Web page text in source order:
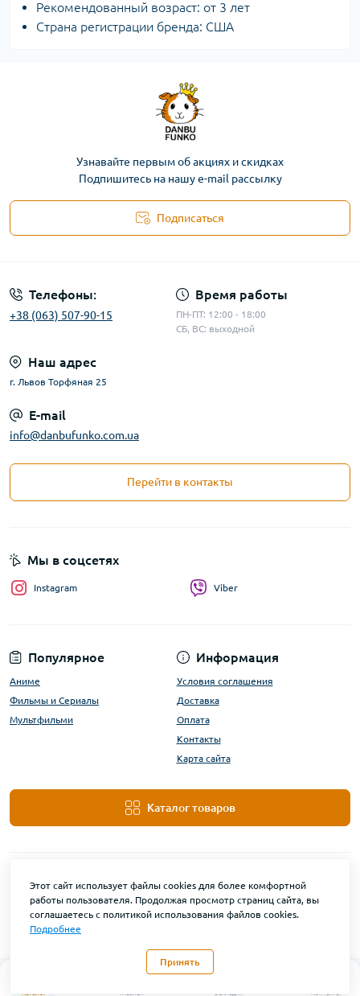
Каталог Главная Закладки Контакты
Рекомендованный возраст: от 3 лет
Страна регистрации бренда: СШA
Узнавайте первым об акциях и скидках
Подпишитесь на нашу e-mail рассылку
Подписаться
Телефоны:
+38 (063) 507-90-15
Время работы
ПН-ПТ: 12:00 - 18:00
СБ, ВС: выходной
Наш адрес
г. Львов Торфяная 25
E-mail
info@danbufunko.com.ua
Перейти в контакты
Популярное
Аниме
Фильмы и Сериалы
Мультфильми
Информация
Условия соглашения
Доставка
Оплата
Контакты
Карта сайта
Каталог товаров
Мы в соцсетях
Instagram Viber
Этот сайт использует файлы cookies для более комфортной
работы пользователя. Продолжая просмотр страниц сайта, вы
соглашаетесь с политикой использования файлов cookies.
Подробнее
Принять